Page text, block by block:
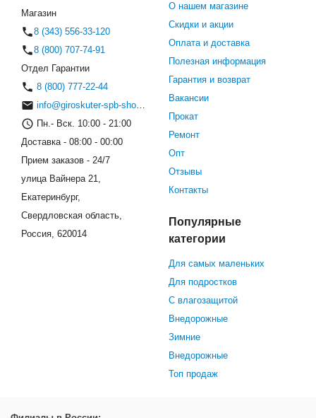
Магазин
8 (343) 556-33-120
8 (800) 707-74-91
Отдел Гарантии
8 (800) 777-22-44
info@giroskuter-spb-shop.ru
Пн.- Вск. 10:00 - 21:00
Доставка - 08:00 - 00:00
Прием заказов - 24/7
улица Вайнера 21,
Екатеринбург,
Свердловская область,
Россия, 620014
О нашем магазине
Скидки и акции
Оплата и доставка
Полезная информация
Гарантия и возврат
Вакансии
Прокат
Ремонт
Опт
Отзывы
Контакты
Популярные
категории
Для самых маленьких
Для подростков
С влагозащитой
Внедорожные
Зимние
Внедорожные
Топ продаж